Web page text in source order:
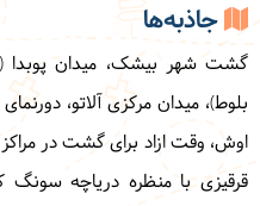
جاذبه‌ها
گشت شهر بیشک، میدان پوبدا
بلوط)، میدان مرکزی آلاتو،
اوش، وقت ازاد برای گشت در
قرقیزی با منظره دریاچه